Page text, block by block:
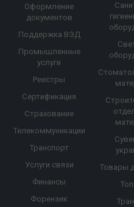
Оформление
документов
Поддержка ВЭД
Промышленные
услуги
Реестры
Сертификация
Страхование
Телекоммуникации
Транспорт
Услуги связи
Финансы
Форензик
Товары